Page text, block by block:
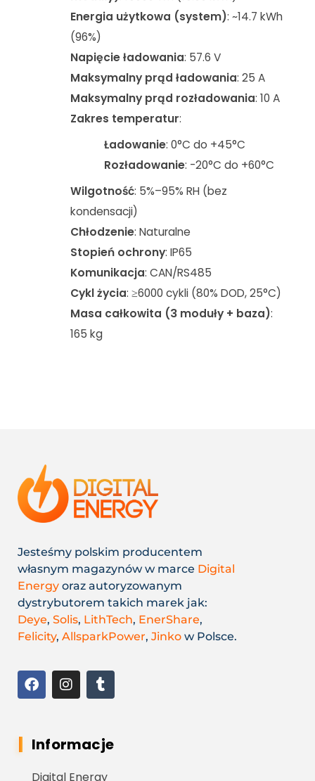
Energia użytkowa (system): ~14.7 kWh
(96%)
Napięcie ładowania: 57.6 V
Maksymalny prąd ładowania: 25 A
Maksymalny prąd rozładowania: 10 A
Zakres temperatur:
Ładowanie: 0°C do +45°C
Rozładowanie: -20°C do +60°C
Wilgotność: 5%–95% RH (bez
kondensacji)
Chłodzenie: Naturalne
Stopień ochrony: IP65
Komunikacja: CAN/RS485
Cykl życia: ≥6000 cykli (80% DOD, 25°C)
Masa całkowita (3 moduły + baza):
165 kg
Jesteśmy polskim producentem
własnym magazynów w marce Digital
Energy oraz autoryzowanym
dystrybutorem takich marek jak:
Deye, Solis, LithTech, EnerShare,
Felicity, AllsparkPower, Jinko w Polsce.
Informacje
Digital Energy